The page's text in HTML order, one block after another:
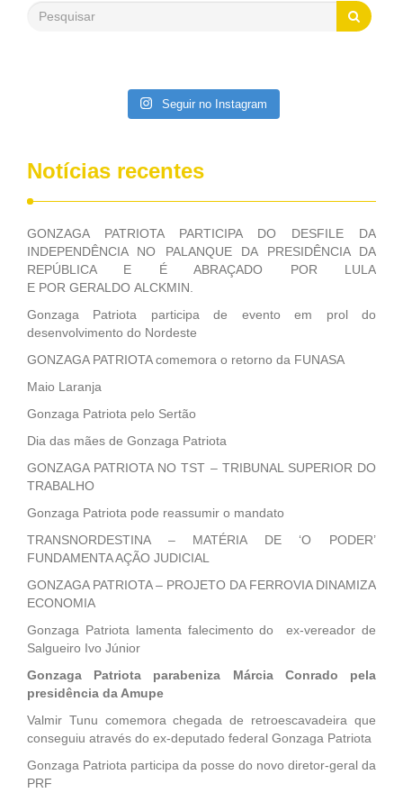
saneamento básico, em pequenas comunidades rurais.
Patriota disse ainda que, mesmo sem mandato,
Seguir no Instagram
Notícias recentes
GONZAGA PATRIOTA PARTICIPA DO DESFILE DA
INDEPENDÊNCIA NO PALANQUE DA PRESIDÊNCIA DA
REPÚBLICA E É ABRAÇADO POR LULA
E POR GERALDO ALCKMIN.
Gonzaga Patriota participa de evento em prol do
desenvolvimento do Nordeste
GONZAGA PATRIOTA comemora o retorno da FUNASA
Maio Laranja
Gonzaga Patriota pelo Sertão
Dia das mães de Gonzaga Patriota
GONZAGA PATRIOTA NO TST – TRIBUNAL SUPERIOR DO
TRABALHO
Gonzaga Patriota pode reassumir o mandato
TRANSNORDESTINA – MATÉRIA DE ‘O PODER’
FUNDAMENTA AÇÃO JUDICIAL
GONZAGA PATRIOTA – PROJETO DA FERROVIA DINAMIZA
ECONOMIA
Gonzaga Patriota lamenta falecimento do ex-vereador de
Salgueiro Ivo Júnior
Gonzaga Patriota parabeniza Márcia Conrado pela
presidência da Amupe
Valmir Tunu comemora chegada de retroescavadeira que
conseguiu através do ex-deputado federal Gonzaga Patriota
Gonzaga Patriota participa da posse do novo diretor-geral da
PRF